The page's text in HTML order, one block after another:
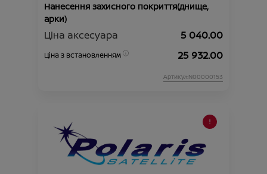
Нанесення захисного покриття(днище,
арки)
Ціна аксесуара 5 040.00
Ціна з встановленням 25 932.00
Артикул:N00000153